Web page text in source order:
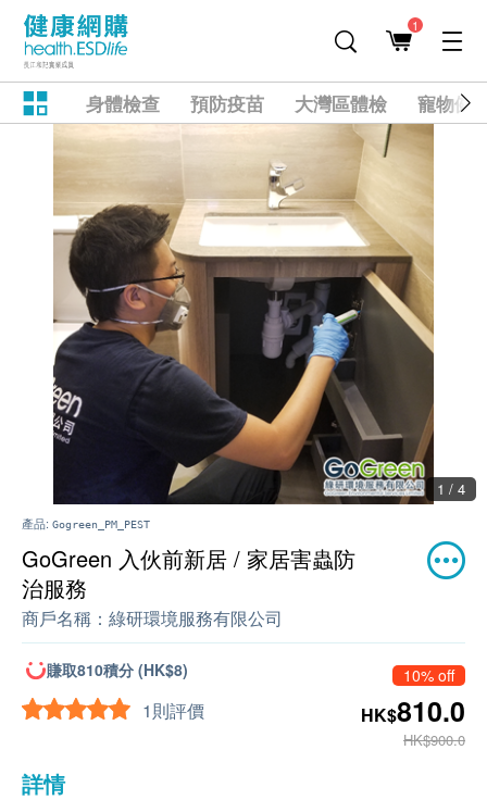
1
身體檢查 預防疫苗 大灣區體檢 寵物健
1 / 4
產品: Gogreen_PM_PEST
GoGreen 入伙前新居 / 家居害蟲防
治服務
商戶名稱： 綠研環境服務有限公司
賺取810積分 (HK$8)
1則評價
10% off
HK$810.0
HK$900.0
詳情